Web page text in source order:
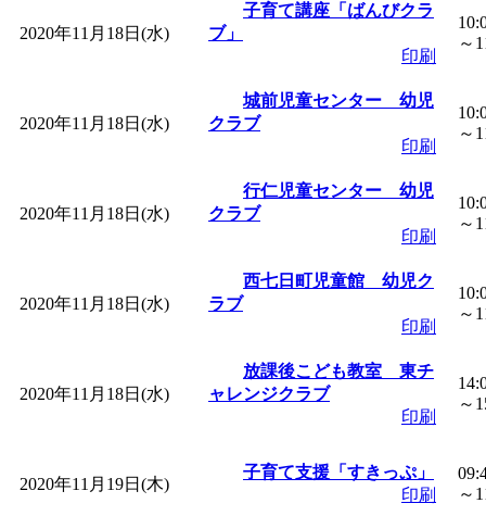
2020年11月18日(水)
子育て講座「ばんびクラ
ブ」
印刷
～
2020年11月18日(水)
城前児童センター 幼児
クラブ
印刷
～
2020年11月18日(水)
行仁児童センター 幼児
クラブ
印刷
～
2020年11月18日(水)
西七日町児童館 幼児ク
ラブ
印刷
～
2020年11月18日(水)
放課後こども教室 東チ
ャレンジクラブ
印刷
～
2020年11月19日(木)
子育て支援「すきっぷ」
印刷
～